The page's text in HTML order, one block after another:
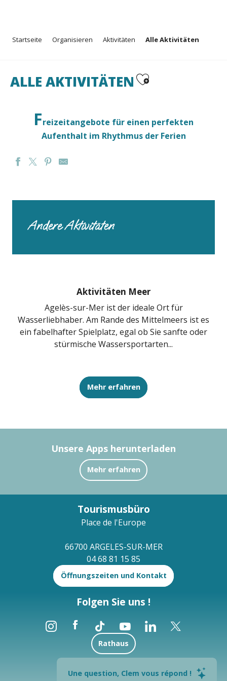
Startseite Organisieren Aktivitäten Alle Aktivitäten
ALLE AKTIVITÄTEN Ajouter aux favoris
Freizeitangebote für einen perfekten
Aufenthalt im Rhythmus der Ferien
LE TI CLUB
GARDEN SPA
CLUB DE PLAGE ACAPULCO LIDO CLUB
AQUAVISTA - VISION SOUS-MARINE
DROP IN WATER JUMP PARK
CLUB DE PLAGE WATER SPORT AVENTURE
Andere Aktivitäten
Aktivitäten Meer
Agelès-sur-Mer ist der ideale Ort für
Wasserliebhaber. Am Rande des Mittelmeers ist es
ein fabelhafter Spielplatz, egal ob Sie sanfte oder
stürmische Wassersportarten...
Mehr erfahren
Une question, Clem vous répond !
Unsere Apps herunterladen
Mehr erfahren
Tourismusbüro
Place de l'Europe
66700 ARGELES-SUR-MER
04 68 81 15 85
Öffnungszeiten und Kontakt
Folgen Sie uns !
Rathaus
Brochures